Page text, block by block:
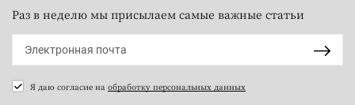
Раз в неделю мы присылаем самые важные статьи
Я даю согласие на обработку персональных данных